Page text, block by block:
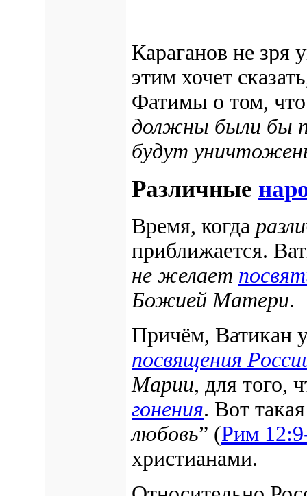
Караганов не
этим хочет
Фатимы о том,
должны были бы
будут
Различные
Время, когда
приближается.
не желает
Божией Матери.
Причём, Ватикан
посвящения
Марии, для того,
гонения. Вот
любовь” (Рим
христианами.